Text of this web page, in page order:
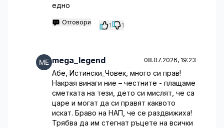
едно
Отговори 1 1
mega_legend 08.07.2026, 19:23
Абе, Истински_Човек, много си прав!
Накрая винаги ние – честните - плащаме
сметката на тези, дето си мислят, че са
царе и могат да си правят каквото
искат. Браво на НАП, че се раздвижиха!
Трябва да им стегнат ръцете на всички